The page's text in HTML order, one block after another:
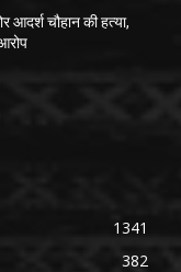
आदर्श चौहान की हत्या,
1341
382